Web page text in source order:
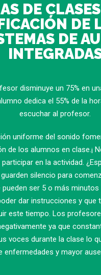
DE
DE
DE
disminuye un 75% en
dedica el 55% de la
escuchar al profesor.
uniforme del sonido
de los alumnos en clase.¡
en la actividad.
silencio para
pueden ser 5 o más minutos
dar instrucciones y que
este tiempo. Los
ya que
voces durante la clase lo
enfermedades y mayor